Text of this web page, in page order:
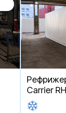
Carrier